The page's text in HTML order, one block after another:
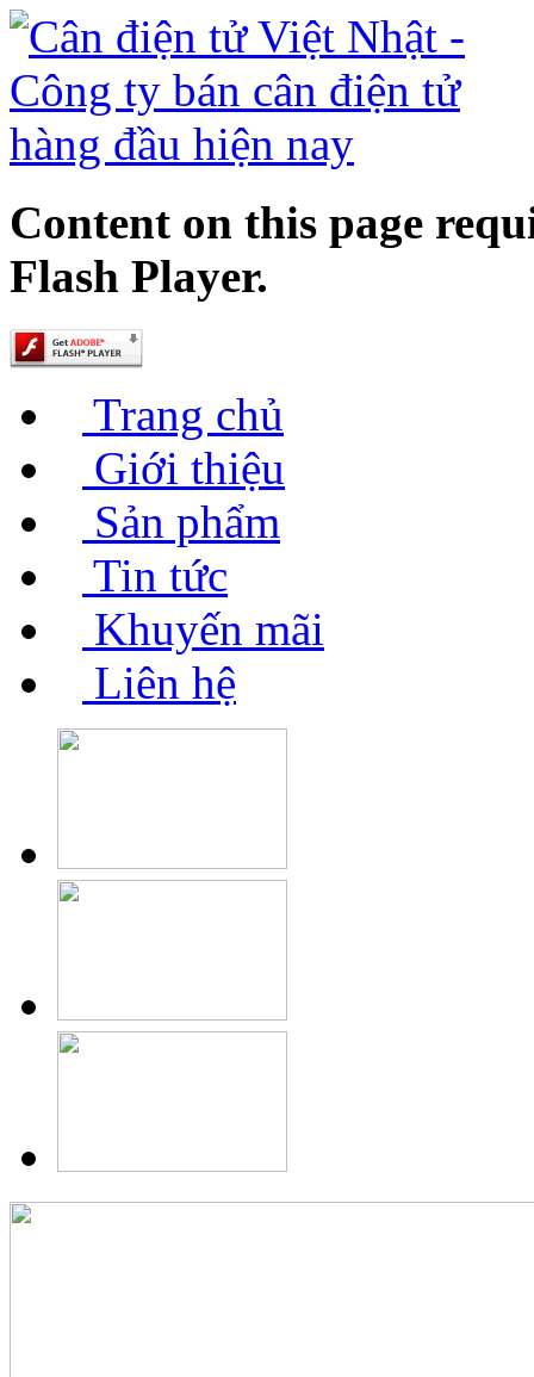
Content on this page
Flash Player.
Trang chủ
Giới thiệu
Sản phẩm
Tin tức
Khuyến mãi
Liên hệ